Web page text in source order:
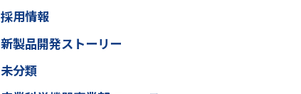
採用情報
新製品開発ストーリー
未分類